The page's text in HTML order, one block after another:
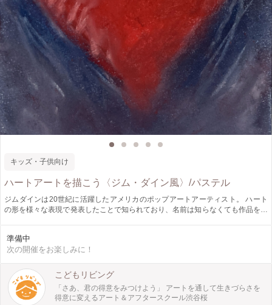
キッズ・子供向け
ハートアートを描こう〈ジム・ダイン風〉/パステル
ジムダインは20世紀に活躍したアメリカのポップアートアーティスト。 ハート
の形を様々な表現で発表したことで知られており、名前は知らなくても作品を知
型の中から様々な色や大きさを組み合わせ、画面を構成することを学びます。
画材は、ジム・ダインのポップな画風に合わせ、鮮やかな発色が特徴のパステル
準備中
次の開催をお楽しみに！
こどもリビング
「さあ、君の得意をみつけよう」 アートを通して生きづらさを
得意に変えるアート＆アフタースクール渋谷桜